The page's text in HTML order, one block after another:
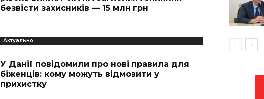
безвісти захисників — 15 млн грн
Актуально
У Данії повідомили про нові правила для
біженців: кому можуть відмовити у
прихистку